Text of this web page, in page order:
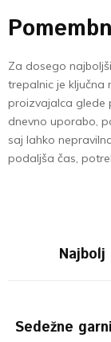
Za dosego
trepalnic je ključna
proizvajalca glede
dnevno uporabo,
saj lahko
podaljša čas,
Najbolj
Sedežne